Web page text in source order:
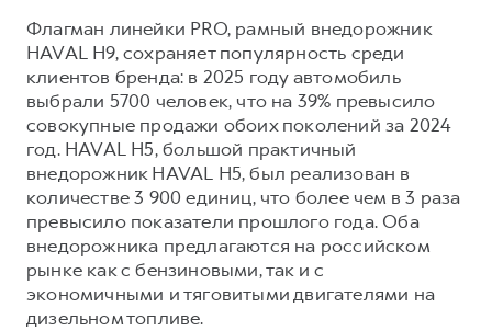
Флагман линейки PRO, рамный внедорожник
HAVAL H9, сохраняет популярность среди
клиентов бренда: в 2025 году автомобиль
выбрали 5700 человек, что на 39% превысило
совокупные продажи обоих поколений за 2024
год. HAVAL H5, большой практичный
внедорожник HAVAL H5, был реализован в
количестве 3 900 единиц, что более чем в 3 раза
превысило показатели прошлого года. Оба
внедорожника предлагаются на российском
рынке как с бензиновыми, так и с
экономичными и тяговитыми двигателями на
дизельном топливе.